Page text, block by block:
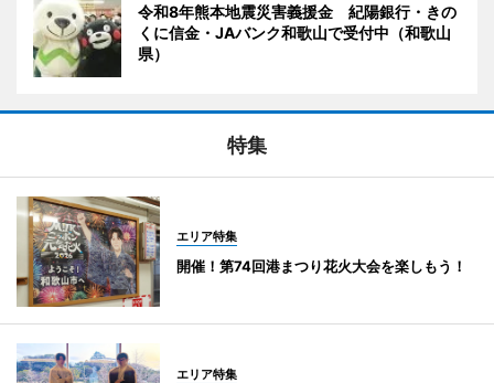
令和8年熊本地震災害義援金 紀陽銀行・きの
くに信金・JAバンク和歌山で受付中（和歌山
県）
特集
エリア特集
開催！第74回港まつり花火大会を楽しもう！
エリア特集